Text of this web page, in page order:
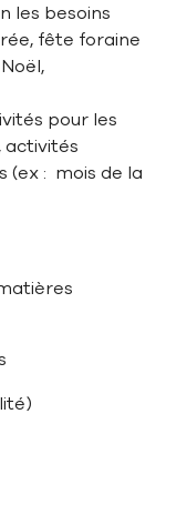
les besoins
fête foraine
pour les
activités
(ex : mois de la